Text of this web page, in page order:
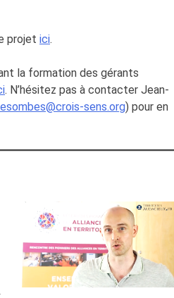
projet ici.
la formation des gérants
. N’hésitez pas à contacter Jean-
sens.org) pour en